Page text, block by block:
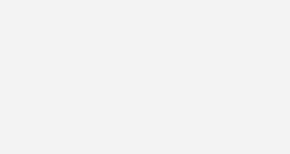
zum Anlass genommen habe, bei der